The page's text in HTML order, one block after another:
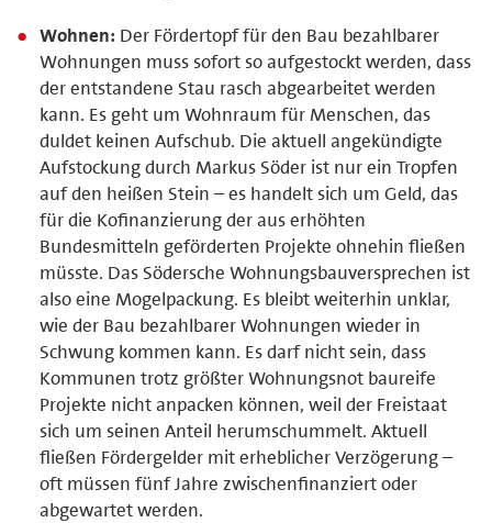
Wohnen: Der Fördertopf für den Bau bezahlbarer
Wohnungen muss sofort so aufgestockt werden, dass
der entstandene Stau rasch abgearbeitet werden
kann. Es geht um Wohnraum für Menschen, das
duldet keinen Aufschub. Die aktuell angekündigte
Aufstockung durch Markus Söder ist nur ein Tropfen
auf den heißen Stein – es handelt sich um Geld, das
für die Kofinanzierung der aus erhöhten
Bundesmitteln geförderten Projekte ohnehin fließen
müsste. Das Södersche Wohnungsbauversprechen ist
also eine Mogelpackung. Es bleibt weiterhin unklar,
wie der Bau bezahlbarer Wohnungen wieder in
Schwung kommen kann. Es darf nicht sein, dass
Kommunen trotz größter Wohnungsnot baureife
Projekte nicht anpacken können, weil der Freistaat
sich um seinen Anteil herumschummelt. Aktuell
fließen Fördergelder mit erheblicher Verzögerung –
oft müssen fünf Jahre zwischenfinanziert oder
abgewartet werden.